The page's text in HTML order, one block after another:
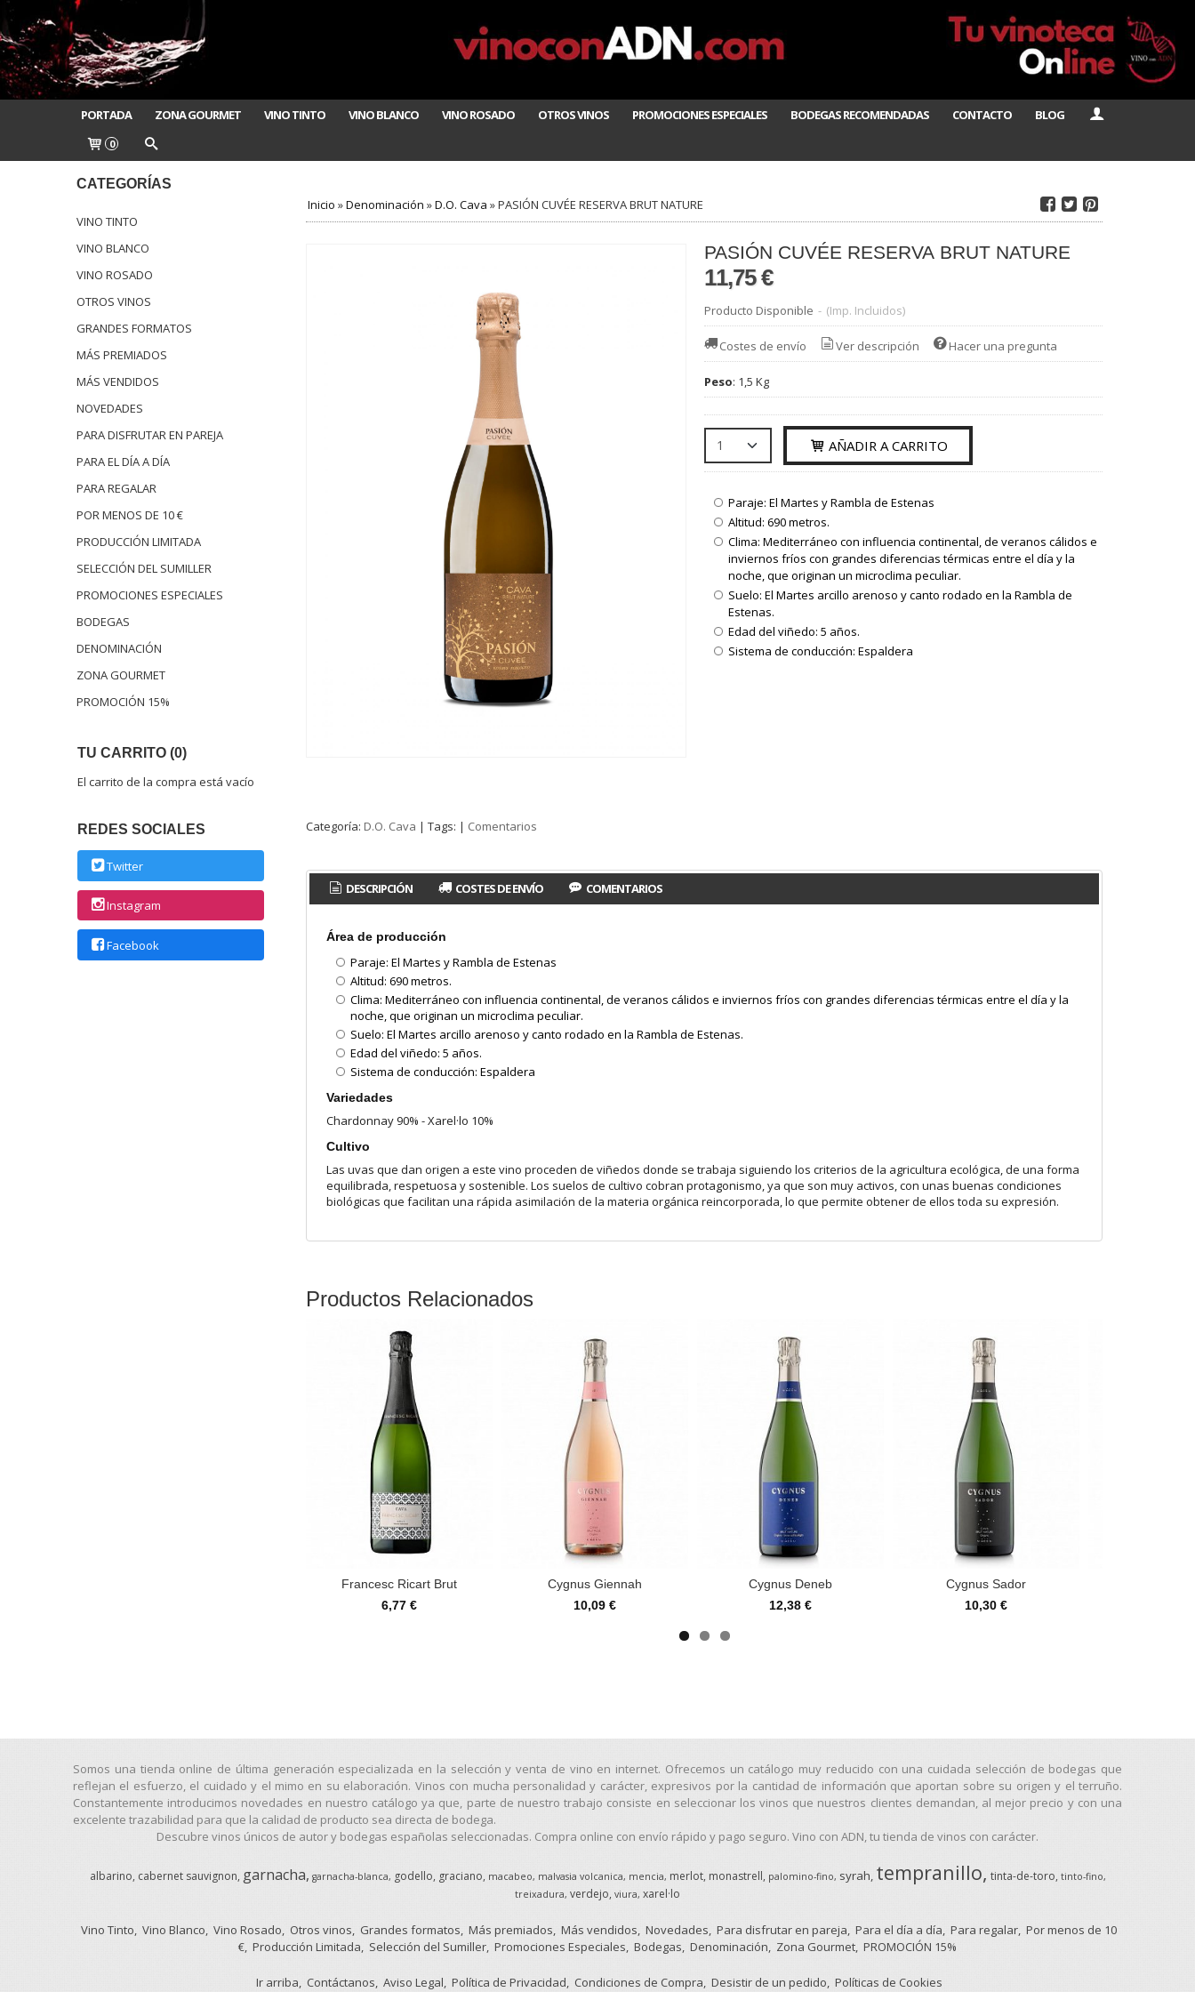
PORTADA ZONA GOURMET VINO TINTO VINO BLANCO VINO ROSADO OTROS VINOS PROMOCIONES ESPECIALES BODEGAS RECOMENDADAS CONTACTO BLOG
0
CATEGORÍAS
VINO TINTO
VINO BLANCO
VINO ROSADO
OTROS VINOS
GRANDES FORMATOS
MÁS PREMIADOS
MÁS VENDIDOS
NOVEDADES
PARA DISFRUTAR EN PAREJA
PARA EL DÍA A DÍA
PARA REGALAR
POR MENOS DE 10 €
PRODUCCIÓN LIMITADA
SELECCIÓN DEL SUMILLER
PROMOCIONES ESPECIALES
BODEGAS
DENOMINACIÓN
ZONA GOURMET
PROMOCIÓN 15%
TU CARRITO (0)
El carrito de la compra está vacío
REDES SOCIALES
Twitter
Instagram
Facebook
Inicio »Denominación »D.O. Cava »PASIÓN CUVÉE RESERVA BRUT NATURE
PASIÓN CUVÉE RESERVA BRUT NATURE
11,75 €
Producto Disponible - (Imp. Incluidos)
Costes de envío Ver descripción Hacer una pregunta
Peso: 1,5 Kg
AÑADIR A CARRITO
Paraje: El Martes y Rambla de Estenas
Altitud: 690 metros.
Clima: Mediterráneo con influencia continental, de veranos cálidos e
inviernos fríos con grandes diferencias térmicas entre el día y la
noche, que originan un microclima peculiar.
Suelo: El Martes arcillo arenoso y canto rodado en la Rambla de
Estenas.
Edad del viñedo: 5 años.
Sistema de conducción: Espaldera
Categoría: D.O. Cava | Tags: | Comentarios
DESCRIPCIÓN COSTES DE ENVÍO COMENTARIOS
Área de producción
Paraje: El Martes y Rambla de Estenas
Altitud: 690 metros.
Clima: Mediterráneo con influencia continental, de veranos cálidos e inviernos fríos con grandes diferencias térmicas entre el día y la
noche, que originan un microclima peculiar.
Suelo: El Martes arcillo arenoso y canto rodado en la Rambla de Estenas.
Edad del viñedo: 5 años.
Sistema de conducción: Espaldera
Variedades
Chardonnay 90% - Xarel·lo 10%
Cultivo
Las uvas que dan origen a este vino proceden de viñedos donde se trabaja siguiendo los criterios de la agricultura ecológica, de una forma
equilibrada, respetuosa y sostenible. Los suelos de cultivo cobran protagonismo, ya que son muy activos, con unas buenas condiciones
biológicas que facilitan una rápida asimilación de la materia orgánica reincorporada, lo que permite obtener de ellos toda su expresión.
Productos Relacionados
Francesc Ricart Brut
6,77 €
Cygnus Giennah
10,09 €
Cygnus Deneb
12,38 €
Cygnus Sador
10,30 €
Somos una tienda online de última generación especializada en la selección y venta de vino en internet. Ofrecemos un catálogo muy reducido con una cuidada selección de bodegas que
reflejan el esfuerzo, el cuidado y el mimo en su elaboración. Vinos con mucha personalidad y carácter, expresivos por la cantidad de información que aportan sobre su origen y el terruño.
Constantemente introducimos novedades en nuestro catálogo ya que, parte de nuestro trabajo consiste en seleccionar los vinos que nuestros clientes demandan, al mejor precio y con una
excelente trazabilidad para que la calidad de producto sea directa de bodega.
Descubre vinos únicos de autor y bodegas españolas seleccionadas. Compra online con envío rápido y pago seguro. Vino con ADN, tu tienda de vinos con carácter.
albarino cabernet sauvignon garnacha garnacha-blanca godello graciano macabeo malvasia volcanica mencia merlot monastrell palomino-fino syrah tempranillo tinta-de-toro tinto-fino
treixadura verdejo viura xarel·lo
Vino Tinto Vino Blanco Vino Rosado Otros vinos Grandes formatos Más premiados Más vendidos Novedades Para disfrutar en pareja Para el día a día Para regalar Por menos de 10
€ Producción Limitada Selección del Sumiller Promociones Especiales Bodegas Denominación Zona Gourmet PROMOCIÓN 15%
Ir arriba Contáctanos Aviso Legal Política de Privacidad Condiciones de Compra Desistir de un pedido Políticas de Cookies